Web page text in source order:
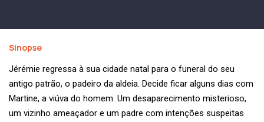
Sinopse
Jérémie regressa à sua cidade natal para o funeral do seu
antigo patrão, o padeiro da aldeia. Decide ficar alguns dias com
Martine, a viúva do homem. Um desaparecimento misterioso,
um vizinho ameaçador e um padre com intenções suspeitas